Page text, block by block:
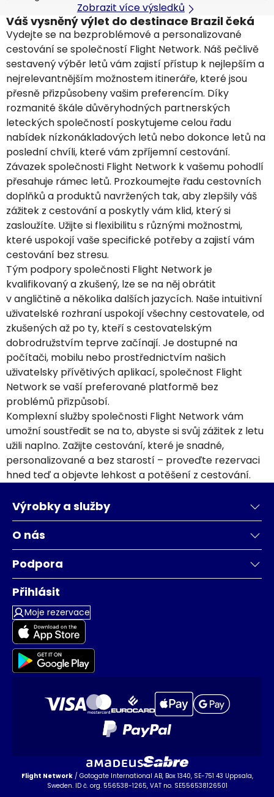
Zobrazit více výsledků
Váš vysněný výlet do destinace Brazil čeká
Vydejte se na bezproblémové a personalizované
cestování se společností Flight Network. Náš pečlivě
sestavený výběr letů vám zajistí přístup k nejlepším a
nejrelevantnějším možnostem itineráře, které jsou
přesně přizpůsobeny vašim preferencím. Díky
rozmanité škále důvěryhodných partnerských
leteckých společností poskytujeme celou řadu
nabídek nízkonákladových letů nebo dokonce letů na
poslední chvíli, které vám zpříjemní cestování.
Závazek společnosti Flight Network k vašemu pohodlí
přesahuje rámec letů. Prozkoumejte řadu cestovních
doplňků a produktů navržených tak, aby zlepšily váš
zážitek z cestování a poskytly vám klid, který si
zasloužíte. Užijte si flexibilitu s různými možnostmi,
které uspokojí vaše specifické potřeby a zajistí vám
cestování bez stresu.
Tým podpory společnosti Flight Network je
kvalifikovaný a zkušený, lze se na něj obrátit
v angličtině a několika dalších jazycích. Naše intuitivní
uživatelské rozhraní uspokojí všechny cestovatele, od
zkušených až po ty, kteří s cestovatelským
dobrodružstvím teprve začínají. Je dostupné na
počítači, mobilu nebo prostřednictvím našich
uživatelsky přívětivých aplikací, společnost Flight
Network se vaší preferované platformě bez
problémů přizpůsobí.
Komplexní služby společnosti Flight Network vám
umožní soustředit se na to, abyste si svůj zážitek z letu
užili naplno. Zažijte cestování, které je snadné,
personalizované a bez starostí – proveďte rezervaci
hned teď a objevte lehkost a potěšení z cestování.
Výrobky a služby
O nás
Podpora
Přihlásit
Moje rezervace
Flight Network/ Gotogate International AB, Box 1340, SE-751 43 Uppsala,
Sweden. ID č. org. 556538-1265, VAT no. SE556538126501